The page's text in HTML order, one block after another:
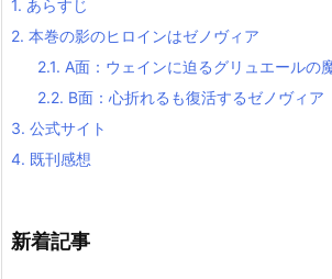
1. あらすじ
2. 本巻の影のヒロインはゼノヴィア
2.1. A面：ウェインに迫るグリュエールの
2.2. B面：心折れるも復活するゼノヴィア
3. 公式サイト
4. 既刊感想
新着記事